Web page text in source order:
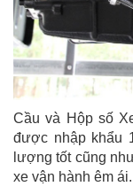
Cầu và Hộp số
được nhập khẩu
lượng tốt cũng
xe vận hành êm ái.